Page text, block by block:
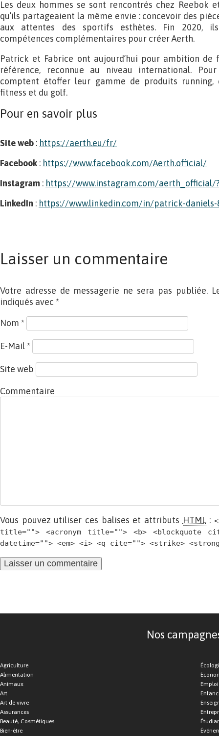
Les deux hommes se sont rencontrés chez Reebok
qu’ils partageaient la même envie : concevoir des
aux attentes des sportifs esthètes. Fin 2020,
compétences complémentaires pour créer Aerth.
Patrick et Fabrice ont aujourd’hui pour ambition de
référence, reconnue au niveau international.
comptent étoffer leur gamme de produits running,
fitness et du golf.
Pour en savoir plus
Site web : https://aerth.eu/fr/
Facebook : https://www.facebook.com/Aerth.official/
Instagram : https://www.instagram.com/aerth_official/
LinkedIn : https://www.linkedin.com/in/patrick-
Laisser un commentaire
Votre adresse de messagerie ne sera pas publiée.
indiqués avec *
Nom *
E-Mail *
Site web
Commentaire
Vous pouvez utiliser ces balises et attributs HTML:
title=""> <acronym title=""> <b> <blockquote
datetime=""> <em> <i> <q cite=""> <strike>
Nos
Agriculture
Alimentation
Animaux
Art
Art de vivre
Assurances
Beauté, Cosmétiques
Bien-être
Emploi